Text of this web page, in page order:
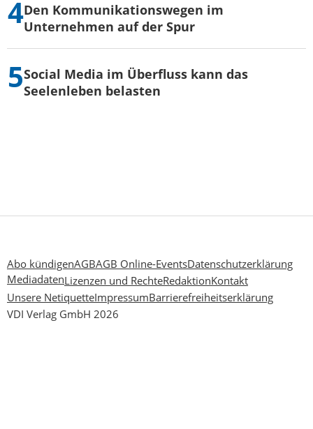
Den Kommunikationswegen im
Unternehmen auf der Spur
Social Media im Überfluss kann das
Seelenleben belasten
Abo kündigenAGBAGB Online-EventsDatenschutzerklärung
MediadatenLizenzen und RechteRedaktionKontakt
Unsere NetiquetteImpressumBarrierefreiheitserklärung
VDI Verlag GmbH 2026